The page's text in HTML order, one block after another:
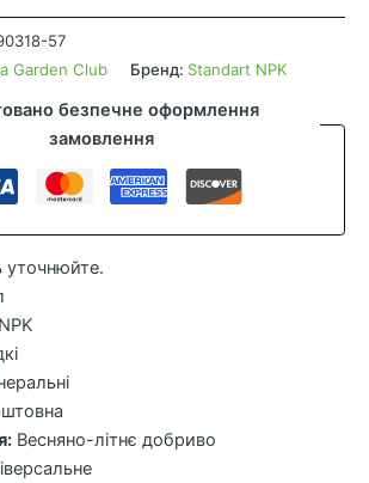
57
Garden Club Бренд: Standart NPK
безпечне оформлення
замовлення
уточнюйте.
Весняно-літнє добриво